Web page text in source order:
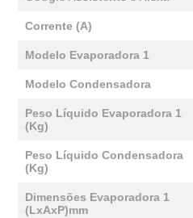
Corrente (A)
Modelo Evaporadora 1
Modelo Condensadora
Peso Líquido Evaporadora 1
(Kg)
Peso Líquido Condensadora
(Kg)
Dimensões Evaporadora 1
(LxAxP)mm